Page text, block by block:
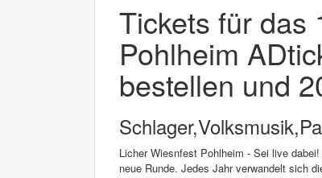
Tickets für das
Pohlheim
bestellen und
Licher Wiesnfest Pohlheim - Sei live
neue Runde. Jedes Jahr verwandelt sich